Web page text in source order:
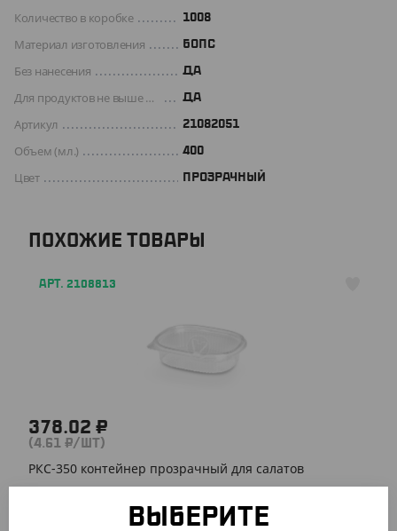
Количество в коробке 1008
Материал изготовления БОПС
Без нанесения ДА
Для продуктов не выше +70 C° Да
Артикул 21082051
Объем (мл.) 400
Цвет ПРОЗРАЧНЫЙ
ПОХОЖИЕ ТОВАРЫ
АРТ. 2108813
378.02 ₽
(4.61 ₽/ШТ)
РКС-350 контейнер прозрачный для салатов
КОР (574)ВЫБЕРИТЕ